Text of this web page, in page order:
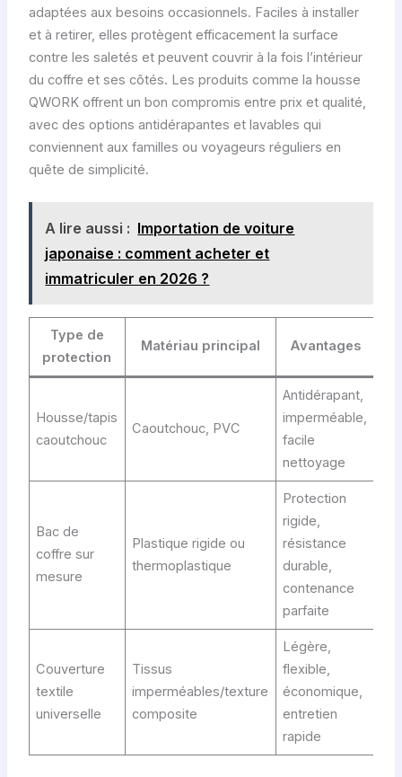
adaptées aux besoins occasionnels. Faciles à installer
et à retirer, elles protègent efficacement la surface
contre les saletés et peuvent couvrir à la fois l’intérieur
du coffre et ses côtés. Les produits comme la housse
QWORK offrent un bon compromis entre prix et qualité,
avec des options antidérapantes et lavables qui
conviennent aux familles ou voyageurs réguliers en
quête de simplicité.
A lire aussi : Importation de voiture
japonaise : comment acheter et
immatriculer en 2026 ?
Type de
protection
Matériau principal Avantages
Housse/tapis
caoutchouc
Caoutchouc, PVC
Antidérapant,
imperméable,
facile
nettoyage
Bac de
coffre sur
mesure
Plastique rigide ou
thermoplastique
Protection
rigide,
résistance
durable,
contenance
parfaite
Couverture
textile
universelle
Tissus
imperméables/texture
composite
Légère,
flexible,
économique,
entretien
rapide